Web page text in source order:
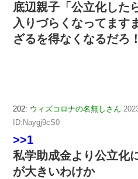
底辺親子「公立化した
入りづらくなってます
ざるを得なくなるだろ！
202: ウィズコロナの名無しさん
ID:Naygj9cS0
>>1
私学助成金より公立化
が大きいわけか